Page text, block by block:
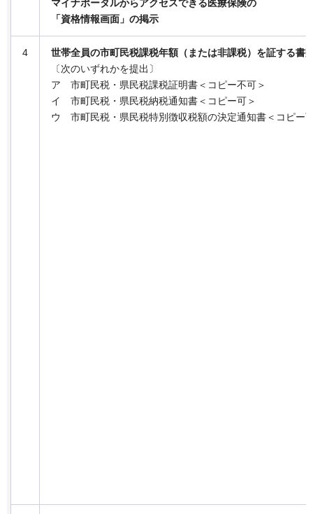
マイナポータルからアクセスできる医療保険の
「資格情報画面」の掲示
4
世帯全員の市町民税課税年額（または非課税）を証する書
〔次のいずれかを提出〕
ア
市町民税・県民税課税証明書＜コピー不可＞
イ
市町民税・県民税納税通知書＜コピー可＞
ウ
市町民税・県民税特別徴収税額の決定通知書＜コピー